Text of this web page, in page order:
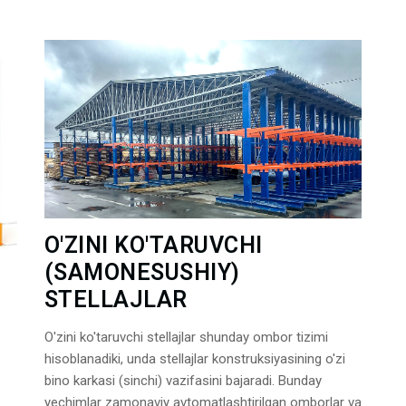
O'ZINI KO'TARUVCHI
(SAMONESUSHIY)
STELLAJLAR
O'zini ko'taruvchi stellajlar shunday ombor tizimi
hisoblanadiki, unda stellajlar konstruksiyasining o'zi
bino karkasi (sinchi) vazifasini bajaradi. Bunday
yechimlar zamonaviy avtomatlashtirilgan omborlar va